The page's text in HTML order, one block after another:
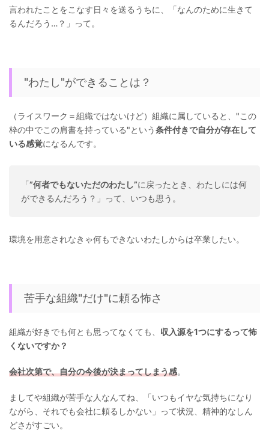
言われたことをこなす日々を送るうちに、「なんのために生きて
るんだろう…？」って。
"わたし"ができることは？
（ライスワーク＝組織ではないけど）組織に属していると、"この
枠の中でこの肩書を持っている"という条件付きで自分が存在して
いる感覚になるんです。
「”何者でもないただのわたし”に戻ったとき、わたしには何
ができるんだろう？」って、いつも思う。
環境を用意されなきゃ何もできないわたしからは卒業したい。
苦手な組織"だけ"に頼る怖さ
組織が好きでも何とも思ってなくても、 収入源を1つにするって怖
くないですか？
会社次第で、自分の今後が決まってしまう感。
ましてや組織が苦手な人なんてね、「いつもイヤな気持ちになり
ながら、それでも会社に頼るしかない」って状況、精神的なしん
どさがすごい。